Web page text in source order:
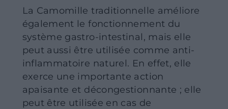
Événements et visites
Visites guidées
Ateliers
Le calendrier des événements
Offre pour les écoles et les groupes
Horaires d’ouverture
La Camomille traditionnelle améliore
également le fonctionnement du
système gastro-intestinal, mais elle
peut aussi être utilisée comme anti-
inflammatoire naturel. En effet, elle
exerce une importante action
apaisante et décongestionnante ; elle
peut être utilisée en cas de